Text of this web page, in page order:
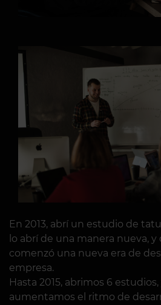
En 2013, abrí un estudio de
lo abrí de una manera nueva,
comenzó una nueva era de
empresa.
Hasta 2015, abrimos 6
aumentamos el ritmo de